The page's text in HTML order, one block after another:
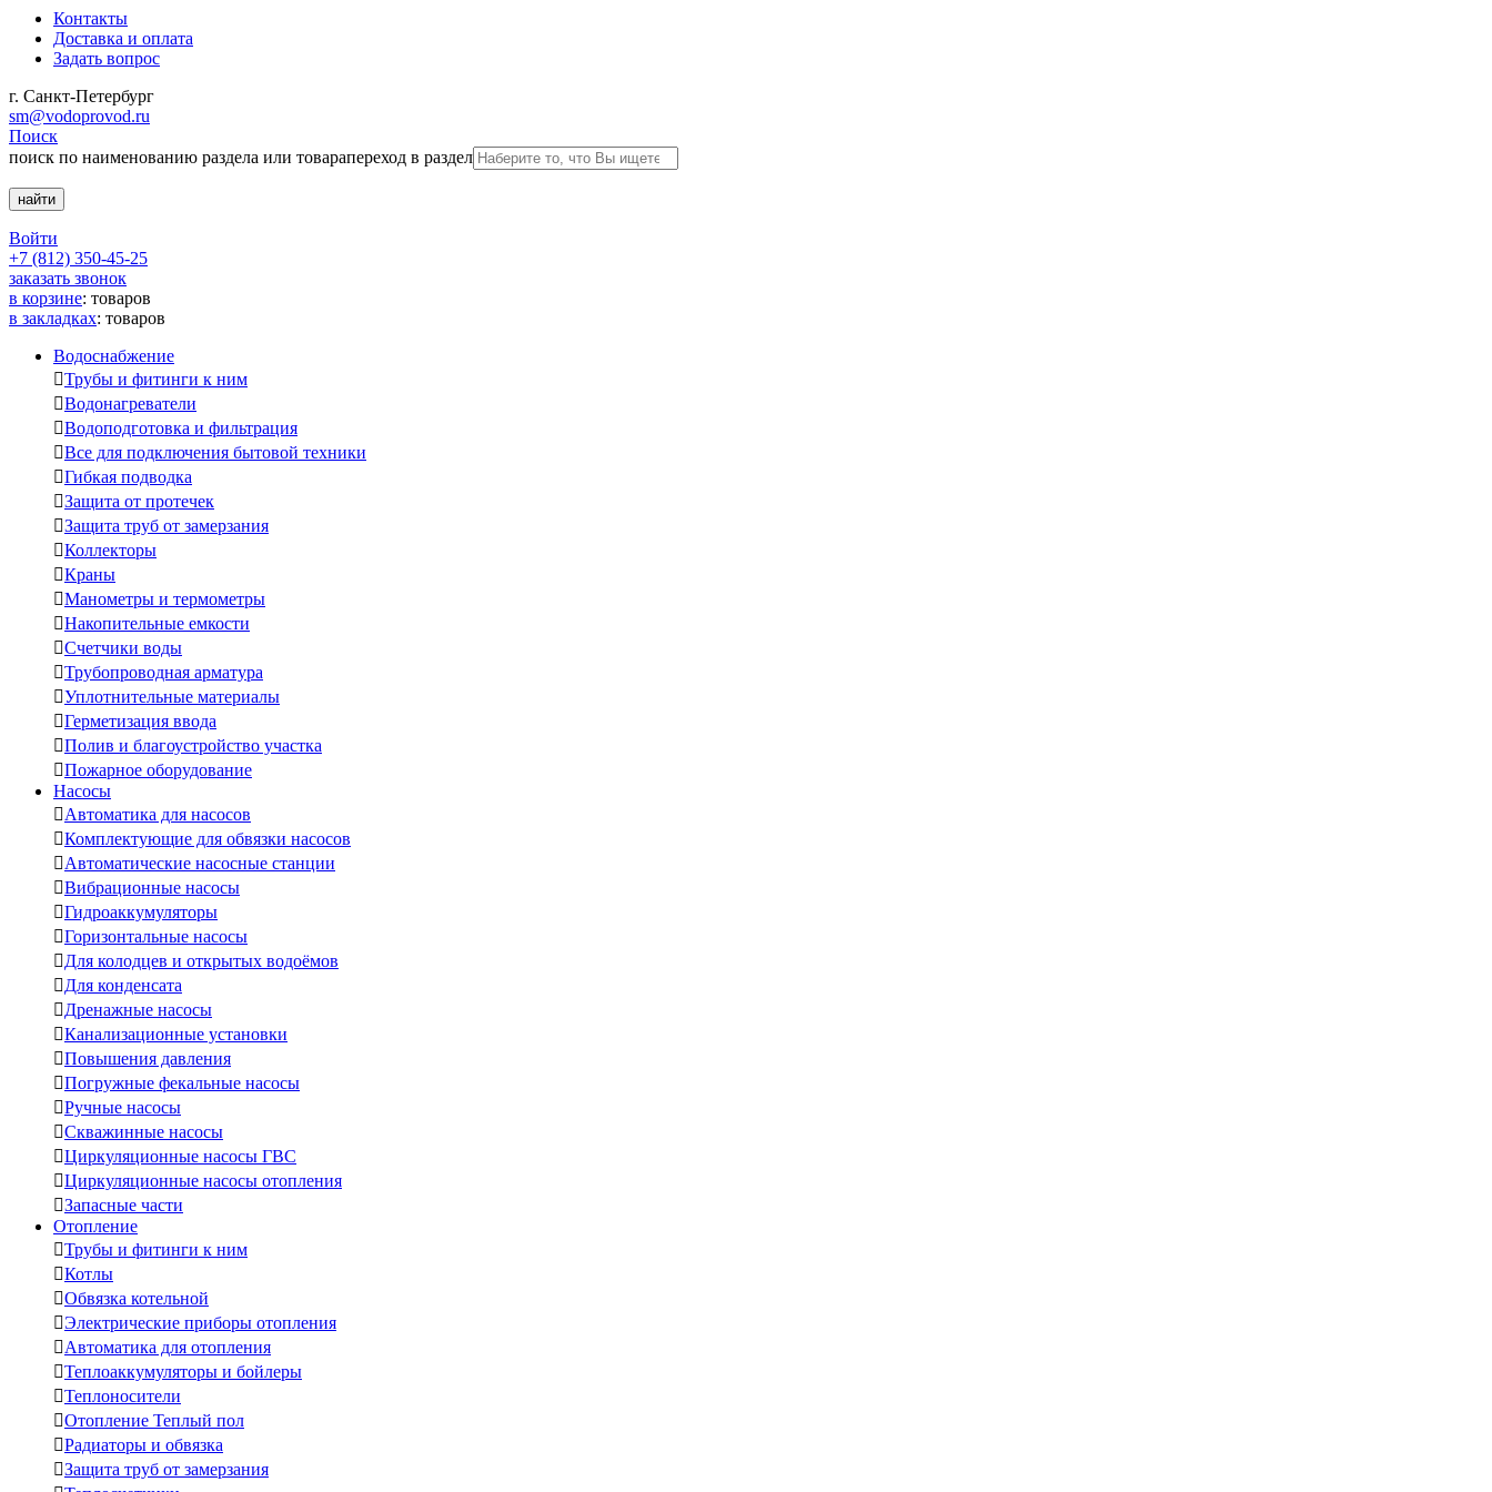
Контакты
Доставка и оплата
Задать вопрос
г. Санкт-Петербург
sm@vodoprovod.ru
Поиск
поиск по наименованию раздела или товарапереход в раздел
Войти
+7 (812) 350-45-25
заказать звонок
в корзине: товаров
в закладках: товаров
Водоснабжение
Трубы и фитинги к ним
Водонагреватели
Водоподготовка и фильтрация
Все для подключения бытовой техники
Гибкая подводка
Защита от протечек
Защита труб от замерзания
Коллекторы
Краны
Манометры и термометры
Накопительные емкости
Счетчики воды
Трубопроводная арматура
Уплотнительные материалы
Герметизация ввода
Полив и благоустройство участка
Пожарное оборудование
Насосы
Автоматика для насосов
Комплектующие для обвязки насосов
Автоматические насосные станции
Вибрационные насосы
Гидроаккумуляторы
Горизонтальные насосы
Для колодцев и открытых водоёмов
Для конденсата
Дренажные насосы
Канализационные установки
Повышения давления
Погружные фекальные насосы
Ручные насосы
Скважинные насосы
Циркуляционные насосы ГВС
Циркуляционные насосы отопления
Запасные части
Отопление
Трубы и фитинги к ним
Котлы
Обвязка котельной
Электрические приборы отопления
Автоматика для отопления
Теплоаккумуляторы и бойлеры
Теплоносители
Отопление Теплый пол
Радиаторы и обвязка
Защита труб от замерзания